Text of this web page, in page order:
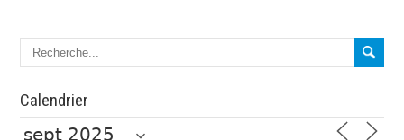
Calendrier